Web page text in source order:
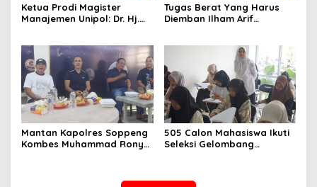
Ketua Prodi Magister
Manajemen Unipol: Dr. Hj.
Unggul
Tugas Berat Yang Harus
Diemban Ilham Arif
Mantan Kapolres Soppeng
Kombes Muhammad Rony
505 Calon Mahasiswa Ikuti
Seleksi Gelombang